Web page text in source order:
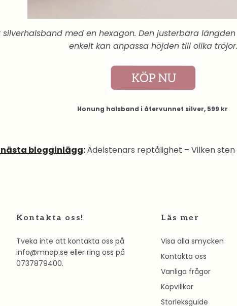
silverhalsband med en hexagon. Den justerbara
enkelt kan anpassa höjden till olika tröjor.
Honung halsband i återvunnet silver, 599 kr
nästa blogginlägg:Ädelstenars reptålighet – Vilken sten
Kontakta oss!
Tveka inte att kontakta oss på
info@mnop.se eller ring oss på
0737879400.
Läs mer
Visa alla smycken
Kontakta oss
Vanliga frågor
Köpvillkor
Storleksguide